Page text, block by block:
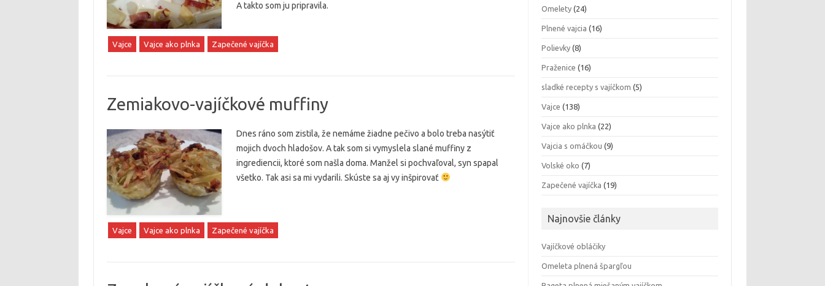
A takto som ju pripravila.
Vajce Vajce ako plnka Zapečené vajíčka
Zemiakovo-vajíčkové muffiny
Dnes ráno som zistila, že nemáme žiadne pečivo a bolo treba nasýtiť
mojich dvoch hladošov. A tak som si vymyslela slané muffiny z
ingrediencii, ktoré som našla doma. Manžel si pochvaľoval, syn spapal
všetko. Tak asi sa mi vydarili. Skúste sa aj vy inšpirovať
Vajce Vajce ako plnka Zapečené vajíčka
Omelety (24)
Plnené vajcia (16)
Polievky (8)
Praženice (16)
sladké recepty s vajíčkom (5)
Vajce (138)
Vajce ako plnka (22)
Vajcia s omáčkou (9)
Volské oko (7)
Zapečené vajíčka (19)
Najnovšie články
Vajíčkové obláčiky
Omeleta plnená špargľou